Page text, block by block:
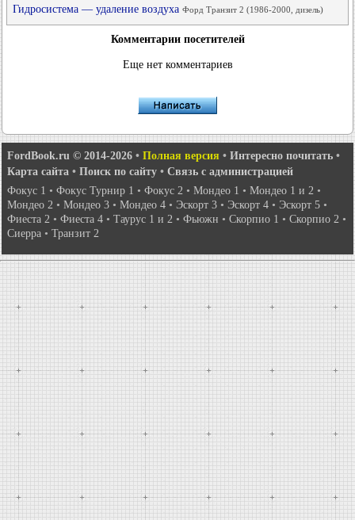
Гидросистема — удаление воздуха Форд Транзит 2 (1986-2000, дизель)
Комментарии посетителей
Еще нет комментариев
FordBook.ru © 2014-2026 • Полная версия • Интересно почитать •
Карта сайта • Поиск по сайту • Связь с администрацией
Фокус 1 • Фокус Турнир 1 • Фокус 2 • Мондео 1 • Мондео 1 и 2 •
Мондео 2 • Мондео 3 • Мондео 4 • Эскорт 3 • Эскорт 4 • Эскорт 5 •
Фиеста 2 • Фиеста 4 • Таурус 1 и 2 • Фьюжн • Скорпио 1 • Скорпио 2 •
Сиерра • Транзит 2